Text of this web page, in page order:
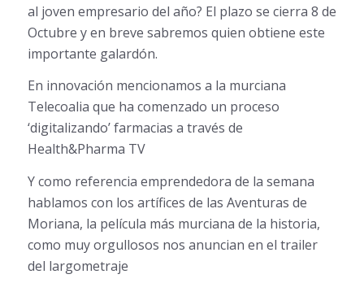
al joven empresario del año? El plazo se cierra 8 de
Octubre y en breve sabremos quien obtiene este
importante galardón.
En innovación mencionamos a la murciana
Telecoalia que ha comenzado un proceso
‘digitalizando’ farmacias a través de
Health&Pharma TV
Y como referencia emprendedora de la semana
hablamos con los artífices de las Aventuras de
Moriana, la película más murciana de la historia,
como muy orgullosos nos anuncian en el trailer
del largometraje